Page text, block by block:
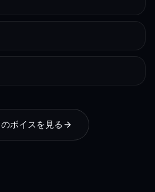
ボイスを見る